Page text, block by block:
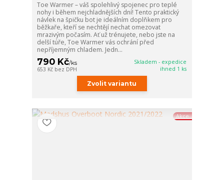
Toe Warmer – váš spolehlivý spojenec pro teplé
nohy i během nejchladnějších dní! Tento praktický
návlek na špičku bot je ideálním doplňkem pro
běžkaře, kteří se nechtějí nechat omezovat
mrazivým počasím. Ať už trénujete, nebo jste na
delší túře, Toe Warmer vás ochrání před
nepříjemným chladem. Jedn...
790 Kč/ks
653 Kč bez DPH
Skladem - expedice
ihned 1 ks
Zvolit variantu
Akce